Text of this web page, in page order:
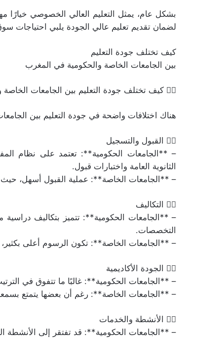
بشكل عام، يمثل التعليم العالي الخصوصي
لضمان تقديم تعليم عالي الجودة يلبي احتياجات
كيف تختلف جودة التعليم
بين الجامعات الخاصة والحكومية في المغرب
👈🏻 كيف تختلف جودة التعليم بين الجامعات
هناك اختلافات واضحة في جودة التعليم بين
👈🏻 القبول والتسجيل
– **الجامعات الحكومية**: تعتمد على نظام
الثانوية العامة واختبارات قبول.
– **الجامعات الخاصة**: عملية القبول أسهل،
👈🏻 التكاليف
التخصصات.
– **الجامعات الخاصة**: تكون الرسوم أعلى بكثير،
👈🏻 الجودة الأكاديمية
– **الجامعات الحكومية**: غالبًا ما تتفوق في
– **الجامعات الخاصة**: رغم أن بعضها يتمتع
👈🏻 الأنشطة والخدمات
– **الجامعات الحكومية**: قد تفتقر إلى الأنشطة